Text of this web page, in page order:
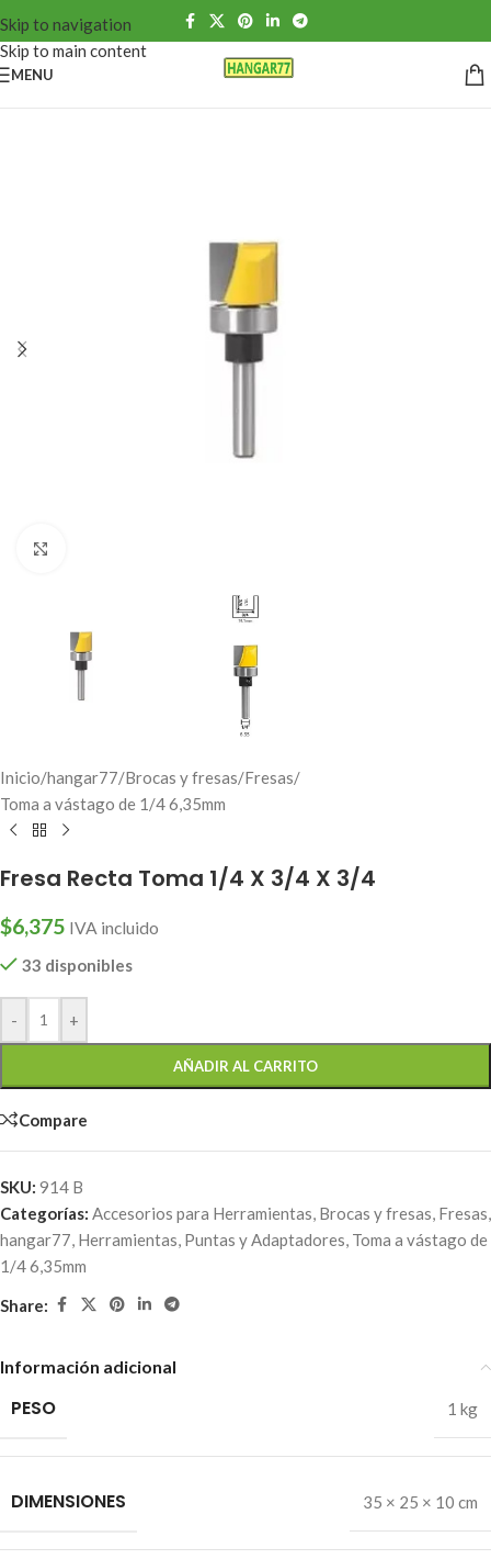
Skip to navigation
Skip to main content
MENU
Inicio/hangar77/Brocas y fresas/Fresas/
Toma a vástago de 1/4 6,35mm
Fresa Recta Toma 1/4 X 3/4 X 3/4
$6,375 IVA incluido
33 disponibles
- +
AÑADIR AL CARRITO
Compare
SKU: 914 B
Categorías: Accesorios para Herramientas, Brocas y fresas, Fresas,
hangar77, Herramientas, Puntas y Adaptadores, Toma a vástago de
1/4 6,35mm
Share:
Información adicional
PESO 1 kg
DIMENSIONES 35 × 25 × 10 cm